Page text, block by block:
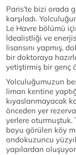
Paris’te bizi orada
karşıladı.
Le Havre bölümü
İdealistliği ve
lisansını yapmış,
bir doktoraya
yetiştirmiş bir genç
Yolculuğumuzun
liman kentine
kıyaslanmayacak
önceden yer
yerlere oturmuştuk.
boyu görülen köy
ondokuzuncu
yapılardan